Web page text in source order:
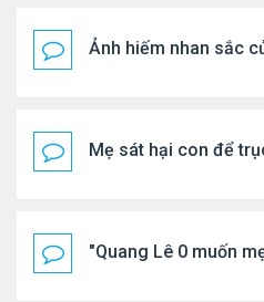
Ảnh hiếm nhan sắc
Mẹ sát hại con để
"Quang Lê 0 muốn